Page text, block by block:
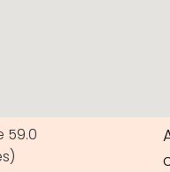
59.0